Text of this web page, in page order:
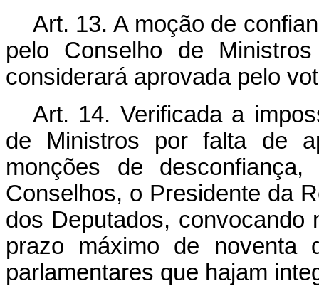
Art. 13. A moção de
pelo Conselho de
considerará aprovada pelo
Art. 14. Verificada a
de Ministros por falta de
monções de
Conselhos, o Presidente da
dos Deputados,
prazo máximo de noventa
parlamentares que hajam